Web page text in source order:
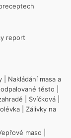
report
Nakládání masa a
těsto
Svíčková
Zálivky na
maso